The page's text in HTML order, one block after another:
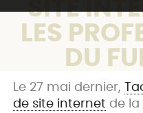
SITE
LES
DU
Le 27 mai dernier,
de site internet de la